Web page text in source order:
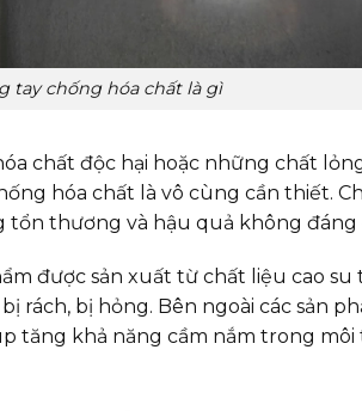
tay chống hóa chất là gì
chất độc hại hoặc những chất
hóa chất là vô cùng cần thiết.
thương và hậu quả không đáng
được sản xuất từ chất liệu cao
rách, bị hỏng. Bên ngoài các sản
tăng khả năng cầm nắm trong